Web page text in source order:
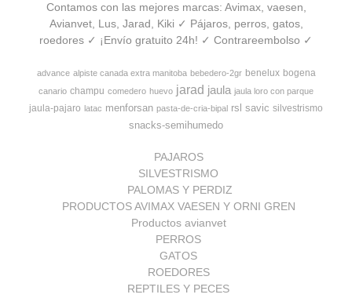
Contamos con las mejores marcas: Avimax, vaesen,
Avianvet, Lus, Jarad, Kiki ✓ Pájaros, perros, gatos,
roedores ✓ ¡Envío gratuito 24h! ✓ Contrareembolso ✓
advance alpiste canada extra manitoba bebedero-2gr benelux bogena
canario champu comedero huevo jarad jaula jaula loro con parque
jaula-pajaro latac menforsan pasta-de-cria-bipal rsl savic silvestrismo
snacks-semihumedo
PAJAROS
SILVESTRISMO
PALOMAS Y PERDIZ
PRODUCTOS AVIMAX VAESEN Y ORNI GREN
Productos avianvet
PERROS
GATOS
ROEDORES
REPTILES Y PECES